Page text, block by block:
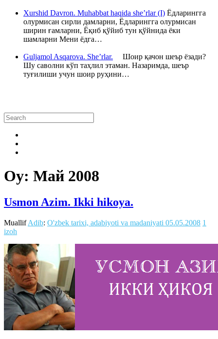
Xurshid Davron. Muhabbat haqida she’rlar (I) Ёдларингга
олурмисан сирли дамларни, Ёдларингга олурмисан
ширин ғамларни, Ёқиб қўйиб тун қўйнида ёки
шамларни Мени ёдга…
Guljamol Asqarova. She’rlar. Шоир қачон шеър ёзади?
Шу саволни кўп таҳлил этаман. Назаримда, шеър
туғилиши учун шоир руҳини…
Oy: Май 2008
Usmon Azim. Ikki hikoya.
MuallifAdib: O'zbek tarixi, adabiyoti va madaniyati 05.05.2008 1
izoh